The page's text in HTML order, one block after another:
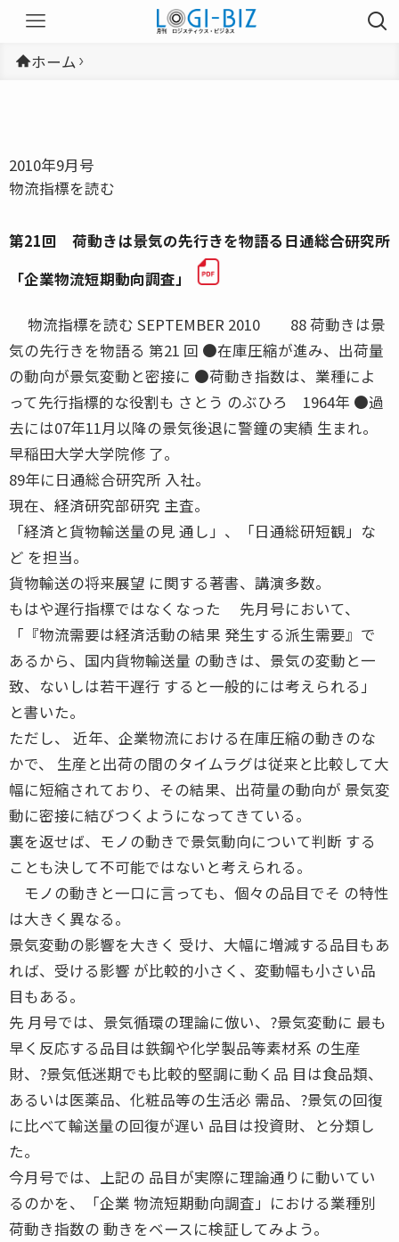
ホーム
2010年9月号
物流指標を読む
第21回 荷動きは景気の先行きを物語る日通総合研究所
「企業物流短期動向調査」
物流指標を読む SEPTEMBER 2010 88 荷動きは景
気の先行きを物語る 第21 回 ●在庫圧縮が進み、出荷量
の動向が景気変動と密接に ●荷動き指数は、業種によ
って先行指標的な役割も さとう のぶひろ 1964年 ●過
去には07年11月以降の景気後退に警鐘の実績 生まれ。
早稲田大学大学院修 了。
89年に日通総合研究所 入社。
現在、経済研究部研究 主査。
「経済と貨物輸送量の見 通し」、「日通総研短観」な
ど を担当。
貨物輸送の将来展望 に関する著書、講演多数。
もはや遅行指標ではなくなった 先月号において、
「『物流需要は経済活動の結果 発生する派生需要』で
あるから、国内貨物輸送量 の動きは、景気の変動と一
致、ないしは若干遅行 すると一般的には考えられる」
と書いた。
ただし、 近年、企業物流における在庫圧縮の動きのな
かで、 生産と出荷の間のタイムラグは従来と比較して大
幅に短縮されており、その結果、出荷量の動向が 景気変
動に密接に結びつくようになってきている。
裏を返せば、モノの動きで景気動向について判断 する
ことも決して不可能ではないと考えられる。
モノの動きと一口に言っても、個々の品目でそ の特性
は大きく異なる。
景気変動の影響を大きく 受け、大幅に増減する品目もあ
れば、受ける影響 が比較的小さく、変動幅も小さい品
目もある。
先 月号では、景気循環の理論に倣い、?景気変動に 最も
早く反応する品目は鉄鋼や化学製品等素材系 の生産
財、?景気低迷期でも比較的堅調に動く品 目は食品類、
あるいは医薬品、化粧品等の生活必 需品、?景気の回復
に比べて輸送量の回復が遅い 品目は投資財、と分類し
た。
今月号では、上記の 品目が実際に理論通りに動いてい
るのかを、「企業 物流短期動向調査」における業種別
荷動き指数の 動きをベースに検証してみよう。